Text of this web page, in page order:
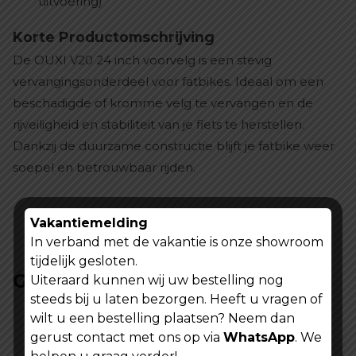
Korte Productomschrijving
De OUXI V20 24 inch voorvelg is een stevig
vervangingsonderdeel voor fatbikes. Ideaal om een
beschadigde of kromme velg te vervangen en de
rijveiligheid en stabiliteit van je fiets te herstellen.
Dankzij de duurzame constructie blijft je fatbike weer
soepel en betrouwbaar rijden.
Gerelateerde producten
Vakantiemelding
In verband met de vakantie is onze showroom
tijdelijk gesloten.
Uiteraard kunnen wij uw bestelling nog
steeds bij u laten bezorgen. Heeft u vragen of
wilt u een bestelling plaatsen? Neem dan
gerust contact met ons op via WhatsApp. We